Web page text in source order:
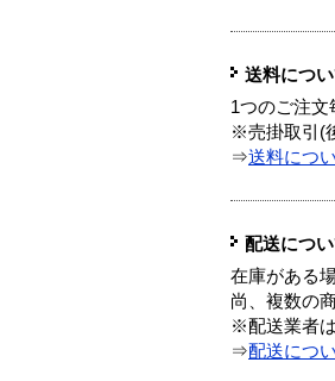
送料につ
1つのご注文
※売掛取引(
⇒送料につ
配送につ
在庫がある
尚、複数の
※配送業者
⇒配送につ